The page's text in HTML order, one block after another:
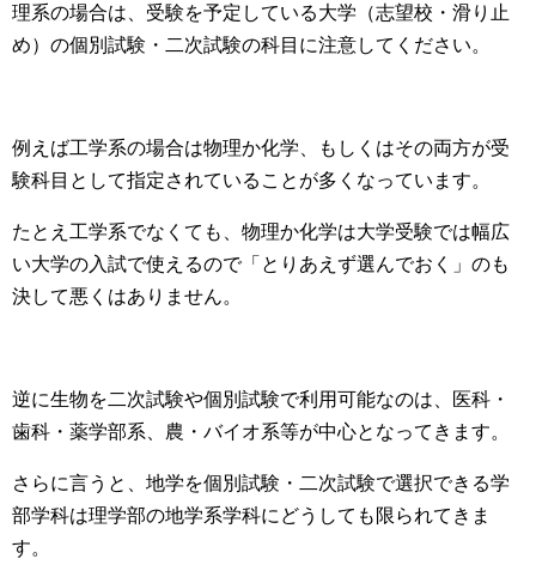
理系の場合は、受験を予定している大学（志望校・滑り止
め）の個別試験・二次試験の科目に注意してください。
例えば工学系の場合は物理か化学、もしくはその両方が受
験科目として指定されていることが多くなっています。
たとえ工学系でなくても、物理か化学は大学受験では幅広
い大学の入試で使えるので「とりあえず選んでおく」のも
決して悪くはありません。
逆に生物を二次試験や個別試験で利用可能なのは、医科・
歯科・薬学部系、農・バイオ系等が中心となってきます。
さらに言うと、地学を個別試験・二次試験で選択できる学
部学科は理学部の地学系学科にどうしても限られてきま
す。